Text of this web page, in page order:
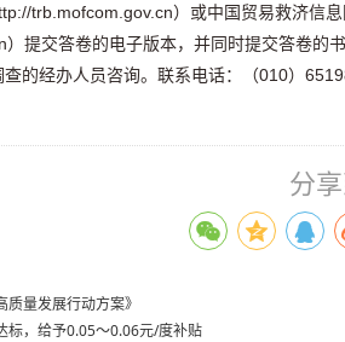
trb.mofcom.gov.cn）或中国贸易救济信
提交答卷的电子版本，并同时提交答卷
的经办人员咨询。联系电话：（010）
分
量发展行动方案》
标，给予0.05～0.06元/度补贴